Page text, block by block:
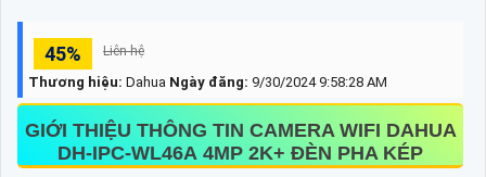
45% Liên hệ
Thương hiệu: Dahua Ngày đăng: 9/30/2024 9:58:28 AM
GIỚI THIỆU THÔNG TIN CAMERA WIFI DAHUA
DH-IPC-WL46A 4MP 2K+ ĐÈN PHA KÉP